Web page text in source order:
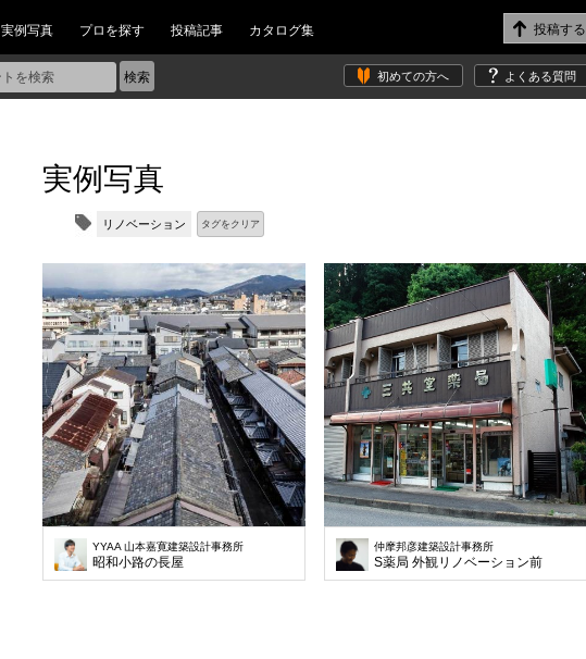
実例写真 プロを探す 投稿記事 カタログ集
初めての方へ よくある質問
実例写真
リノベーション タグをクリア
YYAA 山本嘉寛建築設計事務所
昭和小路の長屋
仲摩邦彦建築設計事務所
S薬局 外観リノベーション前